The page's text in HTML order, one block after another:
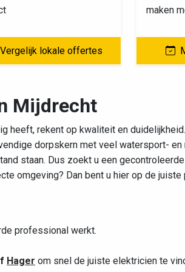
Vergelijk lokale offertes
maken
Mijdrecht
heeft, rekent op kwaliteit en
dorpskern met veel watersport-
staan. Dus zoekt u een
omgeving? Dan bent u hier op de
professional werkt.
Hager om snel de juiste elektricien te